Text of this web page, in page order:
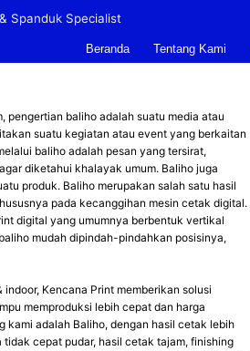
Spanduk Specialist
Beranda Tentang Kami
pengertian baliho adalah suatu media atau
suatu kegiatan atau event yang berkaitan
baliho adalah pesan yang tersirat,
diketahui khalayak umum. Baliho juga
produk. Baliho merupakan salah satu hasil
pada kecanggihan mesin cetak digital.
digital yang umumnya berbentuk vertikal
mudah dipindah-pindahkan posisinya,
Kencana Print memberikan solusi
memproduksi lebih cepat dan harga
kami adalah Baliho, dengan hasil cetak lebih
cepat pudar, hasil cetak tajam, finishing